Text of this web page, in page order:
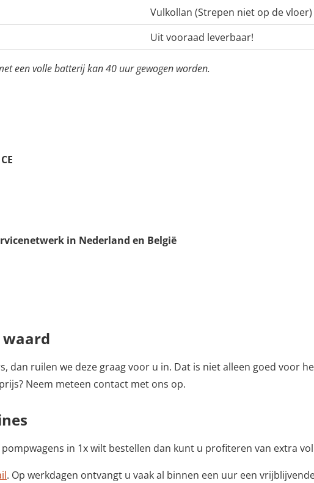
Vulkollan (Strepen niet op de vloer)
Uit vooraad leverbaar!
een volle batterij kan 40 uur gewogen worden.
in Nederland en België
waard
dan ruilen we deze graag voor u in. Dat is niet alleen goed voor
Neem meteen contact met ons op.
in 1x wilt bestellen dan kunt u profiteren van extra
. Op werkdagen ontvangt u vaak al binnen een uur een